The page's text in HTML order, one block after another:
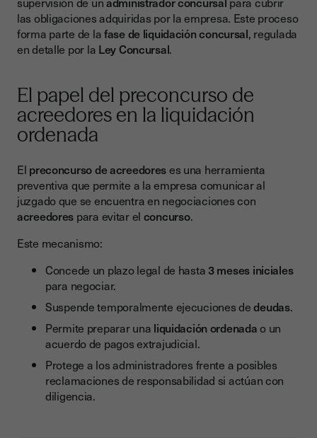
las obligaciones adquiridas por la empresa. Este proceso
forma parte de lafase de liquidación concursal, regulada
en detalle por la Ley Concursal.
El papel del preconcurso de
acreedores en la liquidación
ordenada
El preconcurso de acreedoreses una herramienta
preventiva que permite a la empresa comunicar al
juzgado que se encuentra en negociaciones con
acreedores para evitar el concurso.
Este mecanismo:
Concede un plazo legal de hasta 3 meses iniciales
para negociar.
Suspende temporalmente ejecuciones dedeudas.
Permite preparar una liquidación ordenadao un
acuerdo de pagos extrajudicial.
Protege a los administradores frente a posibles
reclamaciones de responsabilidad si actúan con
diligencia.